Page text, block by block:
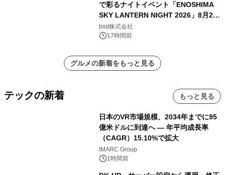
で彩るナイトイベント「ENOSHIMA
SKY LANTERN NIGHT 2026」8月22
日(土)振替開催＆受付スタート！
biid株式会社
17時間前
グルメの新着をもっと見る
テックの新着 もっと見る
日本のVR市場規模、2034年までに95
億米ドルに到達へ ― 年平均成長率
（CAGR）15.10%で拡大
IMARC Group
1時間前